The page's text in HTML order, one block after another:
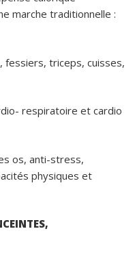
marche traditionnelle :
fessiers, triceps, cuisses,
respiratoire et cardio
os, anti-stress,
physiques et